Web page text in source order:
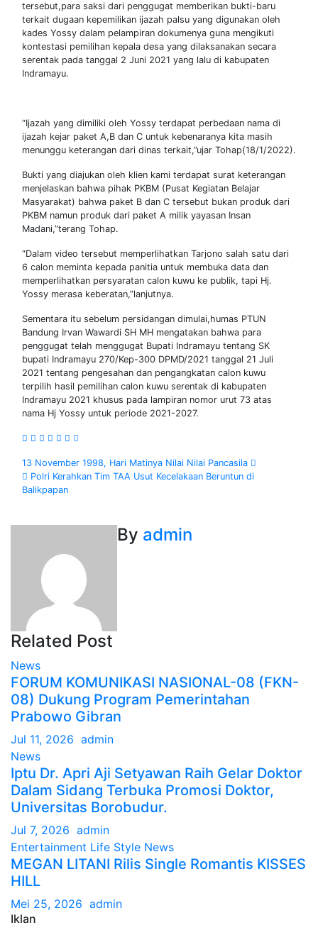
tersebut,para saksi dari penggugat memberikan bukti-baru
terkait dugaan kepemilikan ijazah palsu yang digunakan oleh
kades Yossy dalam pelampiran dokumenya guna mengikuti
kontestasi pemilihan kepala desa yang dilaksanakan secara
serentak pada tanggal 2 Juni 2021 yang lalu di kabupaten
Indramayu.
“Ijazah yang dimiliki oleh Yossy terdapat perbedaan nama di
ijazah kejar paket A,B dan C untuk kebenaranya kita masih
menunggu keterangan dari dinas terkait,”ujar Tohap(18/1/2022).
Bukti yang diajukan oleh klien kami terdapat surat keterangan
menjelaskan bahwa pihak PKBM (Pusat Kegiatan Belajar
Masyarakat) bahwa paket B dan C tersebut bukan produk dari
PKBM namun produk dari paket A milik yayasan Insan
Madani,”terang Tohap.
“Dalam video tersebut memperlihatkan Tarjono salah satu dari
6 calon meminta kepada panitia untuk membuka data dan
memperlihatkan persyaratan calon kuwu ke publik, tapi Hj.
Yossy merasa keberatan,”lanjutnya.
Sementara itu sebelum persidangan dimulai,humas PTUN
Bandung Irvan Wawardi SH MH mengatakan bahwa para
penggugat telah menggugat Bupati Indramayu tentang SK
bupati Indramayu 270/Kep-300 DPMD/2021 tanggal 21 Juli
2021 tentang pengesahan dan pengangkatan calon kuwu
terpilih hasil pemilihan calon kuwu serentak di kabupaten
Indramayu 2021 khusus pada lampiran nomor urut 73 atas
nama Hj Yossy untuk periode 2021-2027.
Navigasi
pos
13 November 1998, Hari Matinya Nilai Nilai Pancasila
Polri Kerahkan Tim TAA Usut Kecelakaan Beruntun di
Balikpapan
By admin
Related Post
News
FORUM KOMUNIKASI NASIONAL-08 (FKN-
08) Dukung Program Pemerintahan
Prabowo Gibran
Jul 11, 2026 admin
News
Iptu Dr. Apri Aji Setyawan Raih Gelar Doktor
Dalam Sidang Terbuka Promosi Doktor,
Universitas Borobudur.
Jul 7, 2026 admin
Entertainment Life Style News
MEGAN LITANI Rilis Single Romantis KISSES
HILL
Mei 25, 2026 admin
Iklan